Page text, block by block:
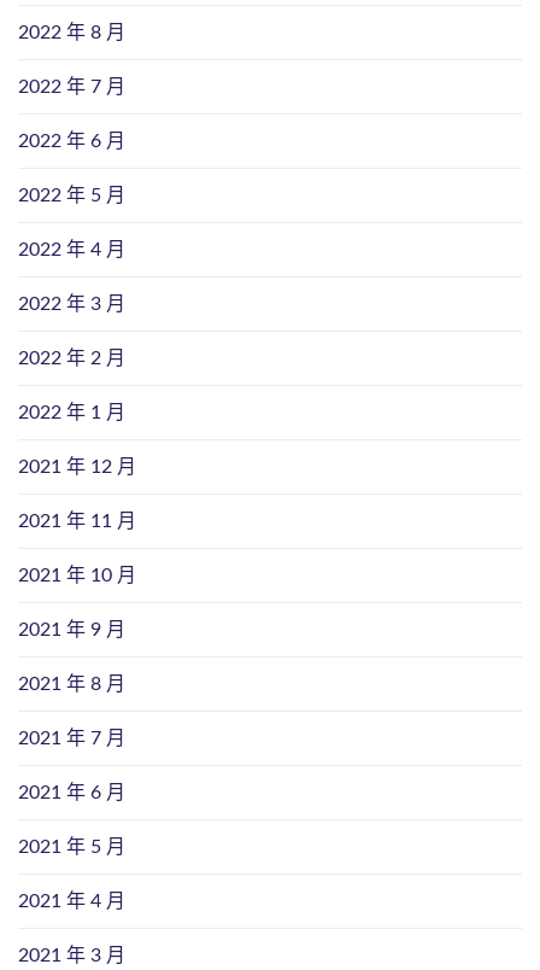
2022 年 8 月
2022 年 7 月
2022 年 6 月
2022 年 5 月
2022 年 4 月
2022 年 3 月
2022 年 2 月
2022 年 1 月
2021 年 12 月
2021 年 11 月
2021 年 10 月
2021 年 9 月
2021 年 8 月
2021 年 7 月
2021 年 6 月
2021 年 5 月
2021 年 4 月
2021 年 3 月